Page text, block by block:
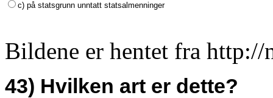
c) på statsgrunn unntatt statsalmenninger
Bildene er hentet fra
43) Hvilken art er dette?